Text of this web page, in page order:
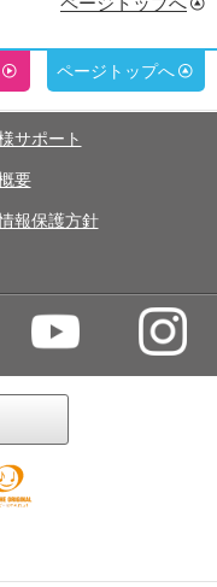
ページトップへ
サポート
要
報保護方針